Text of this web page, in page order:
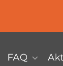
FAQ